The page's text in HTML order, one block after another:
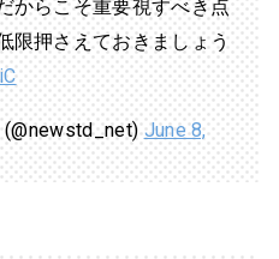
からこそ重要視すべき点
限押さえておきましょう
(@newstd_net)June 8,